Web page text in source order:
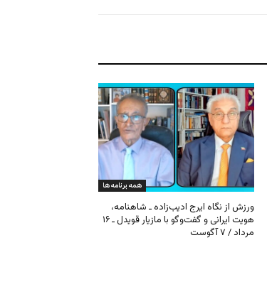
همه برنامه ها
ورزش از نگاه ایرج ادیب‌زاده ـ شاهنامه،
هویت ایرانی و گفت‌وگو با مازیار قویدل ـ ۱۶
مرداد / ۷ آگوست